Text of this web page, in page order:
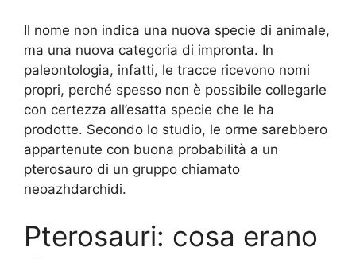
Il nome non indica una nuova specie di animale,
ma una nuova categoria di impronta. In
paleontologia, infatti, le tracce ricevono nomi
propri, perché spesso non è possibile collegarle
con certezza all’esatta specie che le ha
prodotte. Secondo lo studio, le orme sarebbero
appartenute con buona probabilità a un
pterosauro di un gruppo chiamato
neoazhdarchidi.
Pterosauri: cosa erano